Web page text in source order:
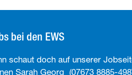
bei den EWS
schaut doch auf unserer
Sarah Georg (07673 8885-